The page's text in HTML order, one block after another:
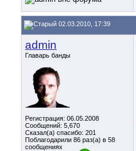
02.03.2010, 17:39
admin
Главарь банды
Регистрация: 06.05.2008
Сообщений: 5,670
Сказал(а) спасибо: 201
Поблагодарили 86 раз(а) в 58
сообщениях